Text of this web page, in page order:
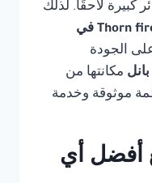
كبيرة لاحقًا. لذلك
شركة صيانة Thorn fire alarm في
الجودة
مكانتها من
موثوقة وخدمة
أفضل أي